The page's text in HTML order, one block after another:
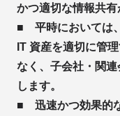
かつ適切な情報共有
■ 平時においては
IT 資産を適切に管
なく、子会社・関
します。
■ 迅速かつ効果的